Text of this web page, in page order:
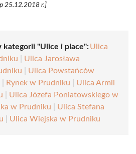
25.12.2018 r.]
kategorii "Ulice i place":Ulica
Ulica Jarosława
Ulica Powstańców
Rynek w Prudniku
Ulica Armii
Ulica Józefa Poniatowskiego w
w Prudniku
Ulica Stefana
Ulica Wiejska w Prudniku